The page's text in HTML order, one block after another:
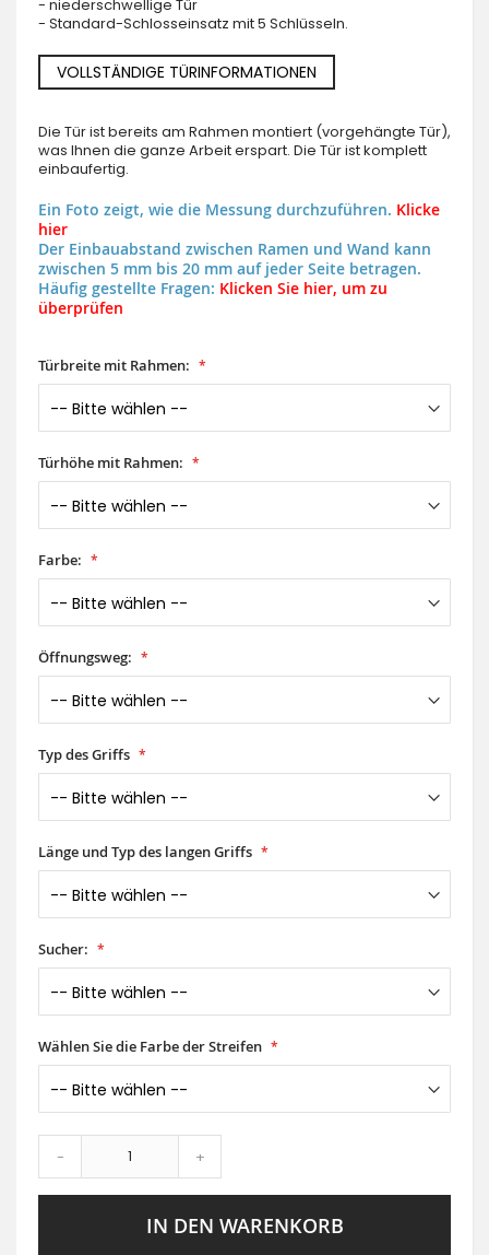
- niederschwellige Tür
- Standard-Schlosseinsatz mit 5 Schlüsseln.
VOLLSTÄNDIGE TÜRINFORMATIONEN
Die Tür ist bereits am Rahmen montiert (vorgehängte Tür),
was Ihnen die ganze Arbeit erspart. Die Tür ist komplett
einbaufertig.
Ein Foto zeigt, wie die Messung durchzuführen. Klicke
hier
Der Einbauabstand zwischen Ramen und Wand kann
zwischen 5 mm bis 20 mm auf jeder Seite betragen.
Häufig gestellte Fragen: Klicken Sie hier, um zu
überprüfen
Türbreite mit Rahmen:
Türhöhe mit Rahmen:
Farbe:
Öffnungsweg:
Typ des Griffs
Länge und Typ des langen Griffs
Sucher:
Wählen Sie die Farbe der Streifen
- +
IN DEN WARENKORB